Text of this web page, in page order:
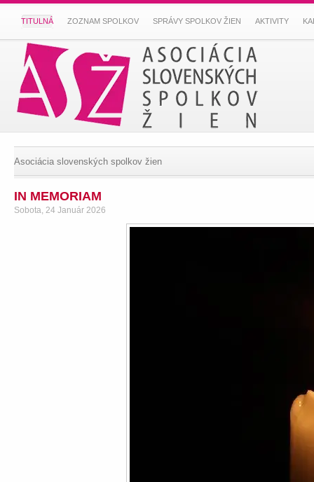
TITULNÁ ZOZNAM SPOLKOV SPRÁVY SPOLKOV ŽIEN AKTIVITY
Asociácia slovenských spolkov žien
IN MEMORIAM
Sobota, 24 Január 2026